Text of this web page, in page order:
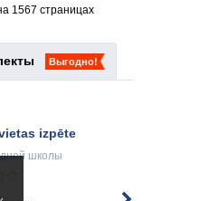
1567 страницах
Выгодно!
izpēte
школы